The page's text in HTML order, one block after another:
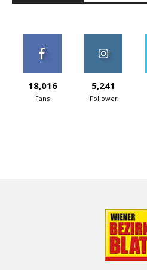
18,016
Fans
5,241
Follower